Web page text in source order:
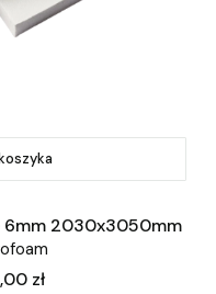
6mm 2030x3050mm
zł